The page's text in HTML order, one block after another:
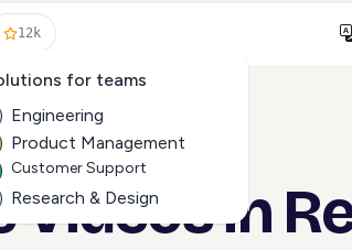
for teams
Engineering
Product Management
Customer Support
Research & Design
12k
ALL ARTICLES
Videos in